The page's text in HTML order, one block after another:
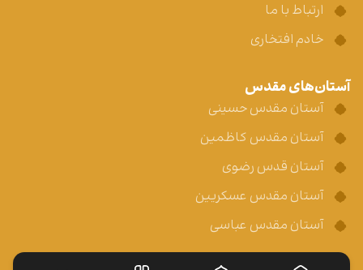
ارتباط با ما
خادم افتخاری
آستان‌های مقدس
آستان مقدس حسینی
آستان مقدس کاظمین
آستان قدس رضوی
آستان مقدس عسکریین
آستان مقدس عباسی